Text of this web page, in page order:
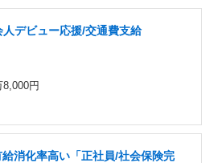
人デビュー応援/交通費支給
8,000円
消化率高い「正社員/社会保険完